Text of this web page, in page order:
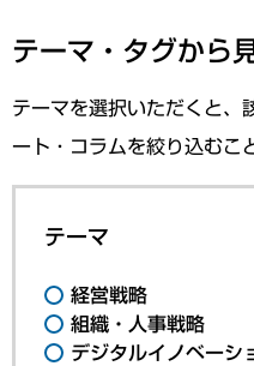
テーマ・タグから
テーマを選択いただくと、
ート・コラムを絞り込むこ
テーマ
経営戦略
組織・人事戦略
デジタルイノベーシ